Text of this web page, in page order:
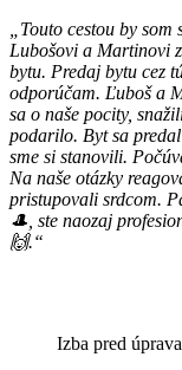
„Touto cestou by
Lubošovi a Martinovi
bytu. Predaj bytu cez
odporúčam. Ľuboš a
sa o naše pocity,
podarilo. Byt sa
sme si stanovili.
Na naše otázky
pristupovali srdcom.
🎩, ste naozaj
🙌.“
Izba pred